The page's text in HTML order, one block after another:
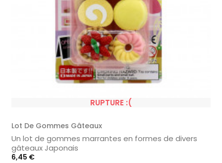
RUPTURE :(
Lot De Gommes Gâteaux
Un lot de gommes marrantes en formes de divers
gâteaux Japonais
Prix
6,45 €